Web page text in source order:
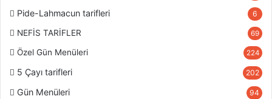
Pide-Lahmacun tarifleri 6
NEFİS TARİFLER 69
Özel Gün Menüleri 224
5 Çayı tarifleri 202
Gün Menüleri 94